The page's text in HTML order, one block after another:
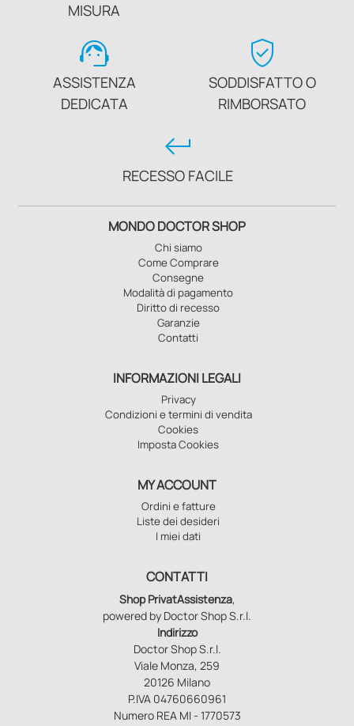
MISURA
support_agent
ASSISTENZA
DEDICATA
verified_user
SODDISFATTO O
RIMBORSATO
keyboard_return
RECESSO FACILE
MONDO DOCTOR SHOP
Chi siamo
Come Comprare
Consegne
Modalità di pagamento
Diritto di recesso
Garanzie
Contatti
INFORMAZIONI LEGALI
Privacy
Condizioni e termini di vendita
Cookies
Imposta Cookies
MY ACCOUNT
Ordini e fatture
Liste dei desideri
I miei dati
CONTATTI
Shop PrivatAssistenza,
powered by Doctor Shop S.r.l.
Indirizzo
Doctor Shop S.r.l.
Viale Monza, 259
20126 Milano
P.IVA 04760660961
Numero REA MI - 1770573